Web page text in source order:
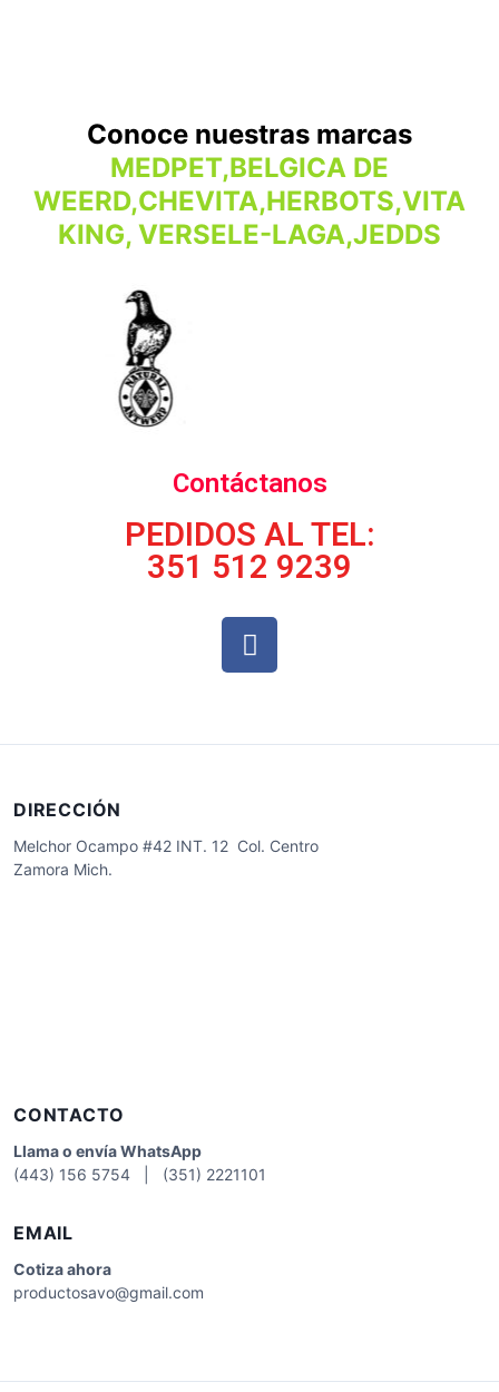
Conoce nuestras marcas
MEDPET,BELGICA DE
WEERD,CHEVITA,HERBOTS,VITA
KING, VERSELE-LAGA,JEDDS
Contáctanos
PEDIDOS AL TEL:
351 512 9239
DIRECCIÓN
Melchor Ocampo #42 INT. 12 Col. Centro
Zamora Mich.
CONTACTO
Llama o envía WhatsApp
(443) 156 5754 | (351) 2221101
EMAIL
Cotizaahora
productosavo@gmail.com